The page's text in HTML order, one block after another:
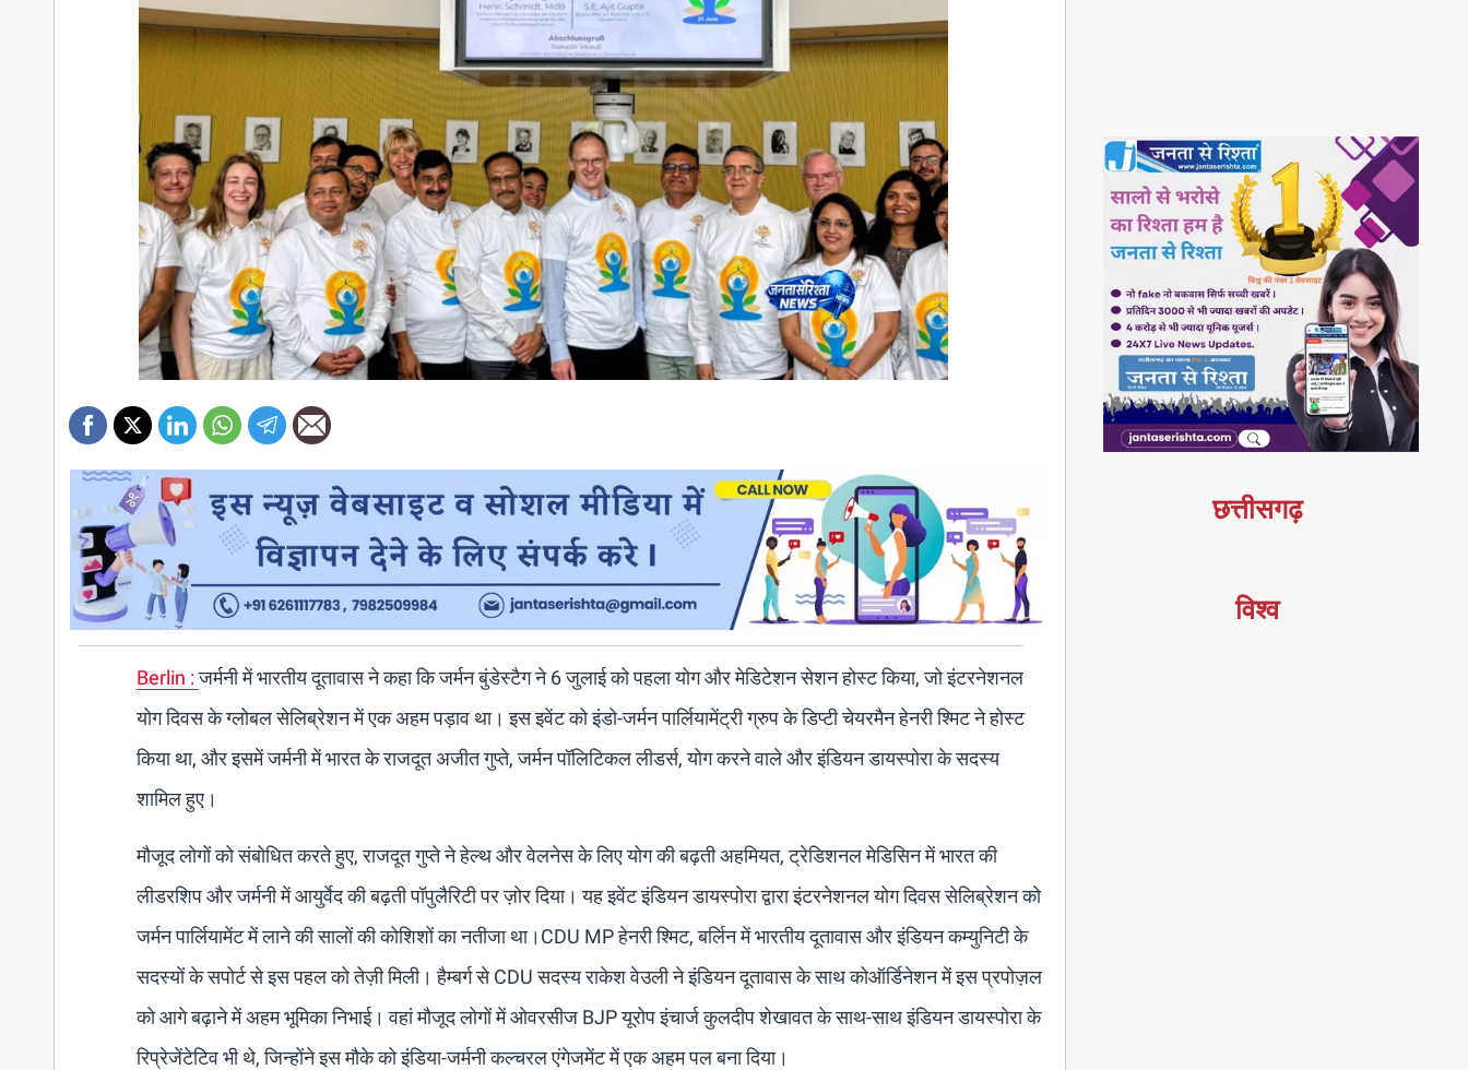
Berlin :जर्मनी में भारतीय दूतावास ने कहा कि जर्मन बुंडेस्टैग ने 6 जुलाई को पहला योग और मेडिटेशन सेशन होस्ट किया, जो इंटरनेशनल
योग दिवस के ग्लोबल सेलिब्रेशन में एक अहम पड़ाव था। इस इवेंट को इंडो-जर्मन पार्लियामेंट्री ग्रुप के डिप्टी चेयरमैन हेनरी श्मिट ने होस्ट
किया था, और इसमें जर्मनी में भारत के राजदूत अजीत गुप्ते, जर्मन पॉलिटिकल लीडर्स, योग करने वाले और इंडियन डायस्पोरा के सदस्य
शामिल हुए।
मौजूद लोगों को संबोधित करते हुए, राजदूत गुप्ते ने हेल्थ और वेलनेस के लिए योग की बढ़ती अहमियत, ट्रेडिशनल मेडिसिन में भारत की
लीडरशिप और जर्मनी में आयुर्वेद की बढ़ती पॉपुलैरिटी पर ज़ोर दिया। यह इवेंट इंडियन डायस्पोरा द्वारा इंटरनेशनल योग दिवस सेलिब्रेशन को
जर्मन पार्लियामेंट में लाने की सालों की कोशिशों का नतीजा था।CDU MP हेनरी श्मिट, बर्लिन में भारतीय दूतावास और इंडियन कम्युनिटी के
सदस्यों के सपोर्ट से इस पहल को तेज़ी मिली। हैम्बर्ग से CDU सदस्य राकेश वेउली ने इंडियन दूतावास के साथ कोऑर्डिनेशन में इस प्रपोज़ल
को आगे बढ़ाने में अहम भूमिका निभाई। वहां मौजूद लोगों में ओवरसीज BJP यूरोप इंचार्ज कुलदीप शेखावत के साथ-साथ इंडियन डायस्पोरा के
रिप्रेजेंटेटिव भी थे, जिन्होंने इस मौके को इंडिया-जर्मनी कल्चरल एंगेजमेंट में एक अहम पल बना दिया।
छत्तीसगढ़
विश्व